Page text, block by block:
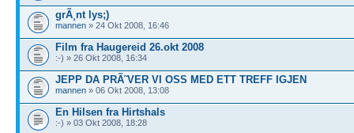
grÃ¸nt lys;)
mannen » 24 Okt 2008, 16:46
Film fra Haugereid 26.okt 2008
:-) » 26 Okt 2008, 16:34
JEPP DA PRÃ˜VER VI OSS MED ETT TREFF IGJEN
mannen » 06 Okt 2008, 13:08
En Hilsen fra Hirtshals
:-) » 03 Okt 2008, 18:28